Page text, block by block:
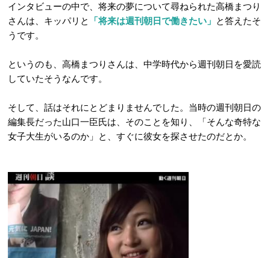
インタビューの中で、将来の夢について尋ねられた高橋まつり
さんは、キッパリと
「将来は週刊朝日で働きたい」 と答えたそ
うです。
というのも、高橋まつりさんは、中学時代から週刊朝日を愛読
していたそうなんです。
そして、話はそれにとどまりませんでした。当時の週刊朝日の
編集長だった山口一臣氏は、そのことを知り、「そんな奇特な
女子大生がいるのか」と、すぐに彼女を探させたのだとか。